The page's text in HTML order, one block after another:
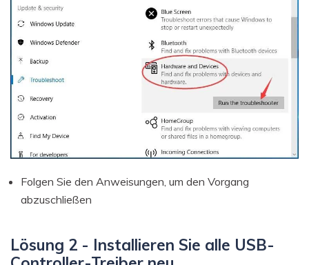
Folgen Sie den Anweisungen, um den Vorgang
abzuschließen
Lösung 2 - Installieren Sie alle USB-